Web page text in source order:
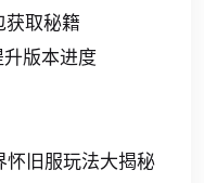
获取秘籍
升版本进度
怀旧服玩法大揭秘